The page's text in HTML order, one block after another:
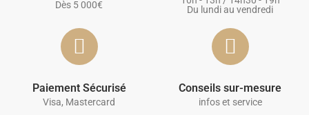
Dès 5 000€
Du lundi au vendredi
Paiement Sécurisé
Visa, Mastercard
Conseils sur-mesure
infos et service